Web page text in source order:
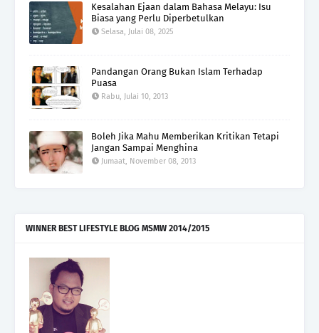
Kesalahan Ejaan dalam Bahasa Melayu: Isu
Biasa yang Perlu Diperbetulkan
Selasa, Julai 08, 2025
Pandangan Orang Bukan Islam Terhadap
Puasa
Rabu, Julai 10, 2013
Boleh Jika Mahu Memberikan Kritikan Tetapi
Jangan Sampai Menghina
Jumaat, November 08, 2013
WINNER BEST LIFESTYLE BLOG MSMW 2014/2015